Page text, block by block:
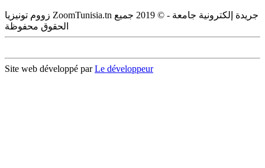
زووم تونيزيا ZoomTunisia.tn جريدة إلكترونية جامعة - © 2019 جميع
الحقوق محفوظة
Site web développé parLe développeur